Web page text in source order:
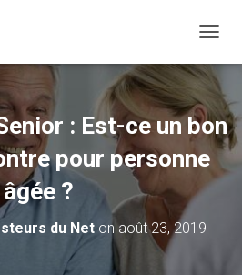
: Est-ce un bon
pour personne
âgée ?
du Net onaoût 23, 2019